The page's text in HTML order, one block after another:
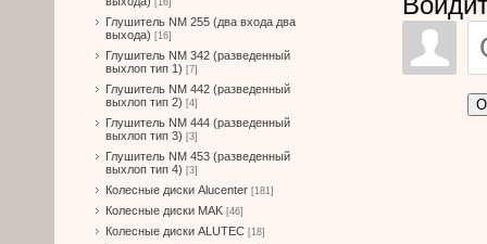
[16]
Глушитель NM 255 (два входа два
выхода) [16]
Глушитель NM 342 (разведенный
выхлоп тип 1) [7]
Глушитель NM 442 (разведенный
выхлоп тип 2) [4]
Глушитель NM 444 (разведенный
выхлоп тип 3) [3]
Глушитель NM 453 (разведенный
выхлоп тип 4) [3]
Колесные диски Alucenter [181]
Колесные диски MAK [46]
Колесные диски ALUTEC [18]